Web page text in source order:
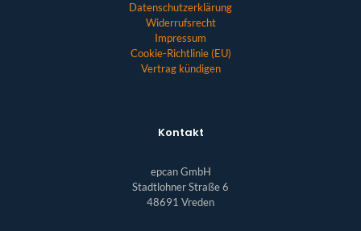
Datenschutzerklärung
Widerrufsrecht
Impressum
Cookie-Richtlinie (EU)
Vertrag kündigen
Kontakt
epcan GmbH
Stadtlohner Straße 6
48691 Vreden